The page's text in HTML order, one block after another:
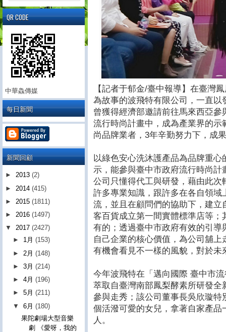
【記者于郁金/臺中報導】在臺灣
為故事的波飛特有限公司，一直
曾獲得經濟部邀請前往馬來西亞
流行時尚計畫中，成為產業界的
尚品牌業者，3年辛勤努力下，成
以綠色安心洗沐護產品為品牌重
示，能參與臺中市政府流行時尚
公司只懂得代工與研發，藉由此
許多專業知識，跟許多在各自領
流，並且在顧問們的協助下，建立
客百貨成立第一間實體標準店等
有的；透過臺中市政府有效的引
自己企業的核心價值，為公司舖
有機會看見不一樣的風貌，對於未
今年波飛特在「邁向國際 臺中市
萃取自臺灣南部鳳梨酵素所研發
參與走秀；該公司董事長吳欣璇
個活潑可愛的女兒，拿著自家產
人。
QR CODE
中華鱻傳媒
每日新聞
新聞回顧
► 2013 (2)
► 2014 (415)
► 2015 (1811)
► 2016 (1497)
▼ 2017 (2427)
► 1月(153)
► 2月(148)
►3月(214)
►4月(196)
►5月(211)
▼6月(180)
果陀劇場大型音樂
劇 《愛呀，我的